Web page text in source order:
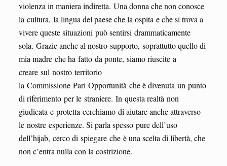
violenza in maniera indiretta. Una donna che non conosce
la cultura, la lingua del paese che la ospita e che si trova a
vivere queste situazioni può sentirsi drammaticamente
sola. Grazie anche al nostro supporto, soprattutto quello di
mia madre che ha fatto da ponte, siamo riuscite a
creare sul nostro territorio
la Commissione Pari Opportunità che è divenuta un punto
di riferimento per le straniere. In questa realtà non
giudicata e protetta cerchiamo di aiutare anche attraverso
le nostre esperienze. Si parla spesso pure dell’uso
dell’hijab, cerco di spiegare che è una scelta di libertà, che
non c’entra nulla con la costrizione.